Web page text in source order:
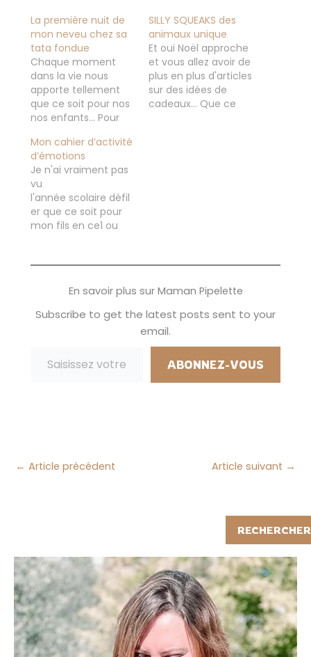
La première nuit de
mon neveu chez sa
tata fondue
Chaque moment
dans la vie nous
apporte tellement
que ce soit pour nos
nos enfants... Pour
peu pour mon neveu
d'amour qui a eu 8
mois! C'est fou
comme à chaque
fois on prend une
bonne dose d'amour!
Avec ma soeur et
SILLY SQUEAKS des
animaux unique
Et oui Noël approche
et vous allez avoir de
plus en plus d'articles
sur des idées de
cadeaux... Que ce
Mon cahier d’activité
d’émotions
Je n'ai vraiment pas
vu
l'année scolaire défil
er que ce soit pour
mon fils en ce1 ou
maternelle de mon
comme le temps
passe vite ! Je
commence donc à
pendant les grandes
En savoir plus sur Maman Pipelette
Subscribe to get the latest posts sent to your
email.
ABONNEZ-VOUS
← Article précédent Article suivant →
RECHERCHER